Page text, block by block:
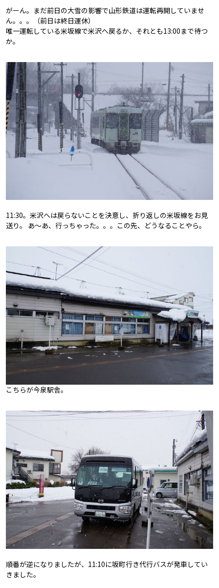
がーん。まだ前日の大雪の影響で山形鉄道は運転再開していませ
ん。。。（前日は終日運休）
唯一運転している米坂線で米沢へ戻るか、それとも13:00まで待つ
か。
11:30。米沢へは戻らないことを決意し、折り返しの米坂線をお見
送り。 あ～あ、行っちゃった。。。この先、どうなることやら。
こちらが今泉駅舎。
順番が逆になりましたが、11:10に坂町行き代行バスが発車してい
きました。